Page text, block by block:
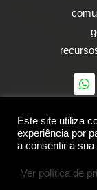
Política
Este site utiliza
experiência por
a consentir a sua
Ver política de